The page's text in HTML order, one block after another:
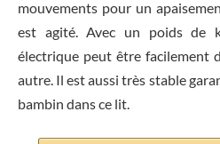
mouvements pour un
est agité. Avec un poids de
électrique peut être facilement
autre. Il est aussi très stable
bambin dans ce lit.